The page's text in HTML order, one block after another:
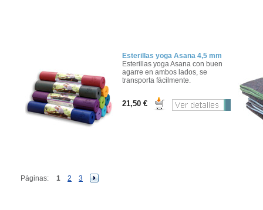
Esterillas yoga Asana 4,5 mm
Esterillas yoga Asana con buen
agarre en ambos lados, se
transporta fácilmente.
21,50 €
Páginas: 1 2 3